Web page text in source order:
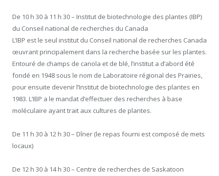
De 10 h 30 à 11 h 30 – Institut de biotechnologie des plantes (IBP)
du Conseil national de recherches du Canada
L’IBP est le seul institut du Conseil national de recherches Canada
œuvrant principalement dans la recherche basée sur les plantes.
Entouré de champs de canola et de blé, l’institut a d’abord été
fondé en 1948 sous le nom de Laboratoire régional des Prairies,
pour ensuite devenir l’Institut de biotechnologie des plantes en
1983. L’IBP a le mandat d’effectuer des recherches à base
moléculaire ayant trait aux cultures de plantes.
De 11 h 30 à 12 h 30 – Dîner (le repas fourni est composé de mets
locaux)
De 12 h 30 à 14 h 30 – Centre de recherches de Saskatoon